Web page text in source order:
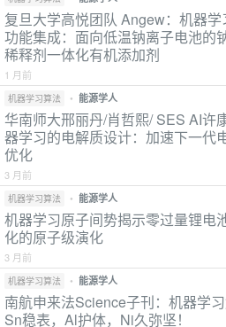
复旦大学高悦团队 Angew：机器
功能集成：面向低温钠离子电池的
稀释剂一体化有机添加剂
1 月前
机器学习算法 • 能源学人
华南师大邢丽丹/肖哲熙/ SES AI许
器学习的电解质设计：加速下一代
优化
3 月前
机器学习算法 • 能源学人
机器学习原子间势揭示零过量锂电
化的原子级演化
3 月前
机器学习算法 • 能源学人
南航申来法Science子刊：机器学
Sn稳表，Al护体，Ni久弥坚！